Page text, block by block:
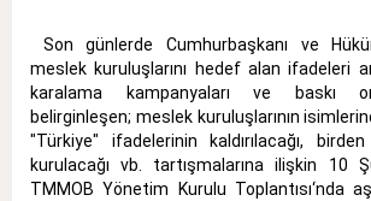
Son günlerde Cumhurbaşkanı ve
meslek kuruluşlarını hedef alan ifadeleri
karalama kampanyaları ve baskı
belirginleşen; meslek kuruluşlarının
"Türkiye" ifadelerinin kaldırılacağı,
kurulacağı vb. tartışmalarına ilişkin 10
TMMOB Yönetim Kurulu Toplantısı‘nda